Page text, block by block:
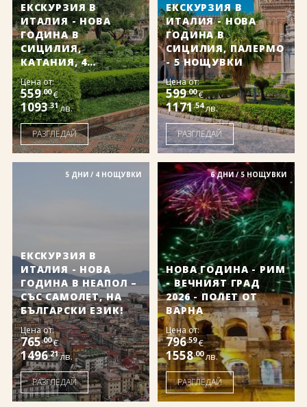
ЕКСКУРЗИЯ В
ИТАЛИЯ - НОВА
ГОДИНА В
СИЦИЛИЯ,
КАТАНИЯ, 4
НОЩУВКИ!
Цена от:
559.00 €
1093.31 лв.
РАЗГЛЕДАЙ
ЕКСКУРЗИЯ В
ИТАЛИЯ - НОВА
ГОДИНА В
СИЦИЛИЯ, ПАЛЕРМО
- 5 НОЩУВКИ
Цена от:
599.00 €
1171.54 лв.
РАЗГЛЕДАЙ
5 ДНИ / 4 НОЩУВКИ
ЕКСКУРЗИЯ В
ИТАЛИЯ - НОВА
ГОДИНА В НЕАПОЛ –
СЪС САМОЛЕТ, НА
БЪЛГАРСКИ ЕЗИК!
Цена от:
765.00 €
1496.21 лв.
РАЗГЛЕДАЙ
6 ДНИ / 5 НОЩУВКИ
НОВА ГОДИНА - РИМ
- ВЕЧНИЯТ ГРАД
2026 - ПОЛЕТ ОТ
ВАРНА
Цена от:
796.59 €
1558.00 лв.
РАЗГЛЕДАЙ